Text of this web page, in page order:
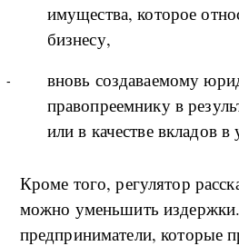
имущества, которое
бизнесу,
вновь создаваемому
правопреемнику в
или в качестве вкладов
Кроме того, регулятор
можно уменьшить
предприниматели,